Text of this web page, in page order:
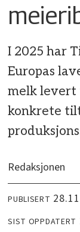
I 2025 har
Europas
melk
konkrete
Redaksjonen
PUBLISERT
SIST OPPDATERT